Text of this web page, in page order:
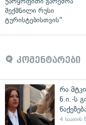
შექმნილი რუსი
ტურისტებისთვის"
კომენტარები
რა
ნ.ი.-ს
4 საათის